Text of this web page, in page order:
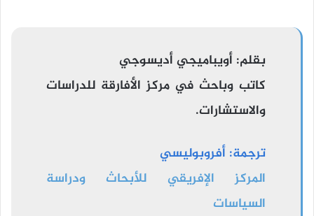
بقلم: أويباميجي أديسوجي
كاتب وباحث في مركز الأفارقة للدراسات
والاستشارات.
ترجمة: أفروبوليسي
المركز الإفريقي للأبحاث ودراسة
السياسات